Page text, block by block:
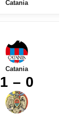
Catania
Catania
1 – 0